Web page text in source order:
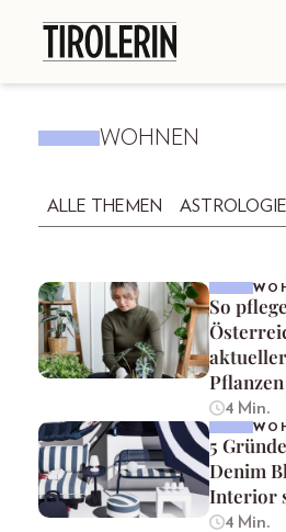
WOHNEN
ALLE THEMEN ASTROLOGIE
So
Pflanzen
4 Min.
5
Denim
Interior
4 Min.